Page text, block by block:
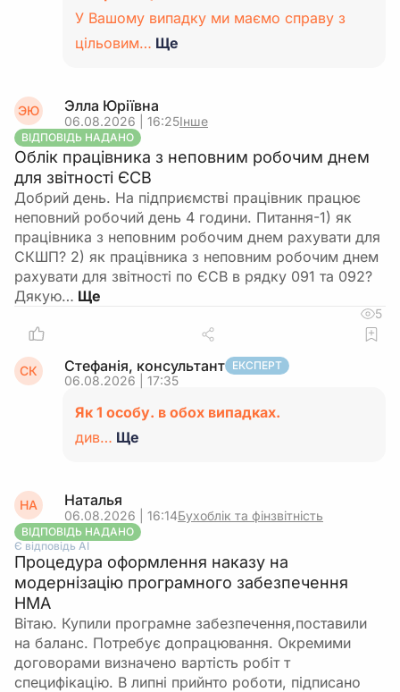
У Вашому випадку ми маємо справу з
цільовим… Ще
ЭЮ Элла Юріївна
06.08.2026 | 16:25Інше
ВІДПОВІДЬ НАДАНО
Облік працівника з неповним робочим днем
для звітності ЄСВ
Добрий день. На підприємстві працівник працює
неповний робочий день 4 години. Питання-1) як
працівника з неповним робочим днем рахувати для
СКШП? 2) як працівника з неповним робочим днем
рахувати для звітності по ЄСВ в рядку 091 та 092?
Дякую…
5
СК Стефанія, консультант ЕКСПЕРТ
06.08.2026 | 17:35
Як 1 особу. в обох випадках.
див… Ще
НА Наталья
06.08.2026 | 16:14Бухоблік та фінзвітність
ВІДПОВІДЬ НАДАНО
Є відповідь АІ
Процедура оформлення наказу на
модернізацію програмного забезпечення
НМА
Вітаю. Купили програмне забезпечення,поставили
на баланс. Потребує допрацювання. Окремими
договорами визначено вартість робіт т
специфікацію. В липні прийнто роботи, підписано